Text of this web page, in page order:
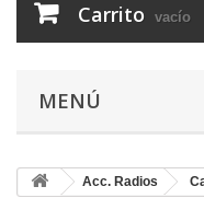
Carrito vacío
MENÚ
Acc. Radios